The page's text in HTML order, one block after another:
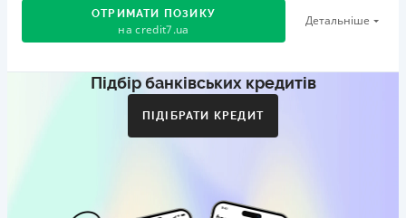
ОТРИМАТИ ПОЗИКУ
на credit7.ua
Детальніше
Акція: «Кешбек за друга»
Коли друг реєструється та отримує перший кредит
Підбір банківських кредитів
ПІДІБРАТИ КРЕДИТ